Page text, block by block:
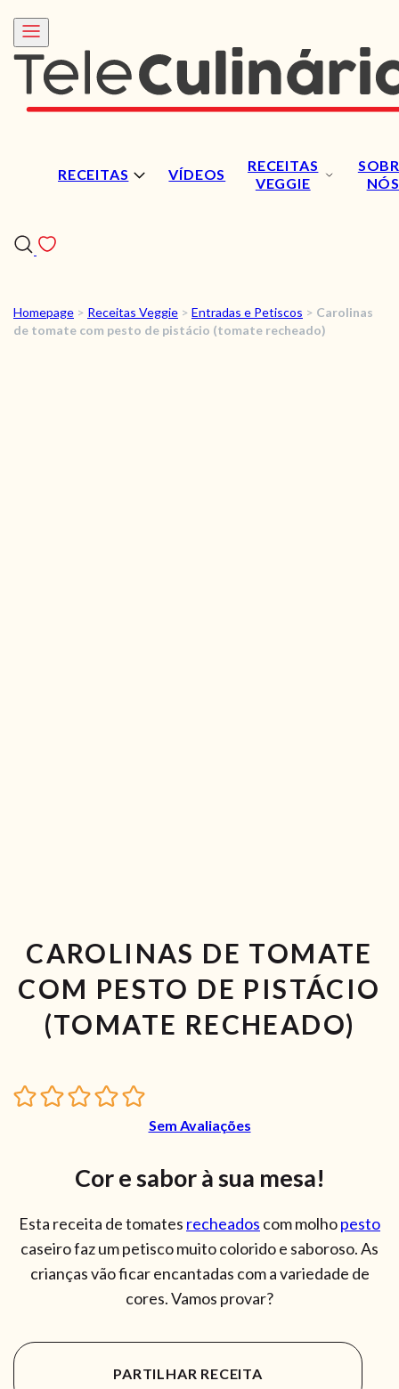
RECEITAS VÍDEOS
RECEITAS
VEGGIE
NÓS
RECEITAS
Homepage > Receitas Veggie > Entradas e Petiscos > Carolinas
de tomate com pesto de pistácio (tomate recheado)
CAROLINAS DE TOMATE
COM PESTO DE PISTÁCIO
(TOMATE RECHEADO)
Sem Avaliações
Cor e sabor à sua mesa!
Esta receita de tomates recheados com molhopesto
caseiro faz um petisco muito colorido e saboroso. As
crianças vão ficar encantadas com a variedade de
cores. Vamos provar?
PARTILHAR RECEITA